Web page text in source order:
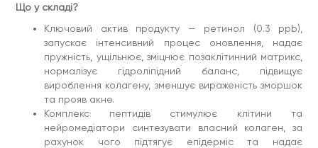
Розгладжування
25+
30мл
Стать:Для жінок
Тип засобу:Маска
Всі типи
Час застосування:Універсальний
Що у складі?
Ключовий актив продукту — ретинол (0.3 ppb),
запускає інтенсивний процес оновлення, надає
пружність, ущільнює, зміцнює позаклітинний матрикс,
нормалізує гідроліпідний баланс, підвищує
вироблення колагену, зменшує вираженість зморшок
та прояв акне.
Комплекс пептидів стимулює клітини та
нейромедіатори синтезувати власний колаген, за
рахунок чого підтягує епідерміс та надає